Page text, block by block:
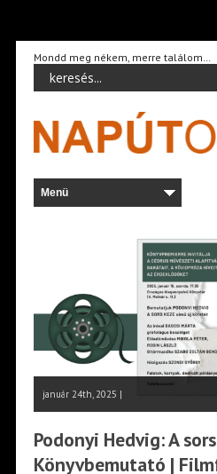
Mondd meg nékem, merre találom…
január 24th, 2025 |
Podonyi Hedvig: A
Könyvbemutató |